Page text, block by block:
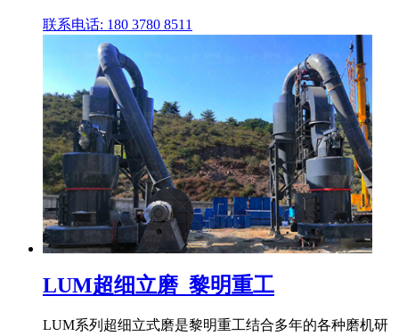
联系电话: 180 3780 8511
LUM超细立磨_黎明重工
LUM系列超细立式磨是黎明重工结合多年的各种磨机研